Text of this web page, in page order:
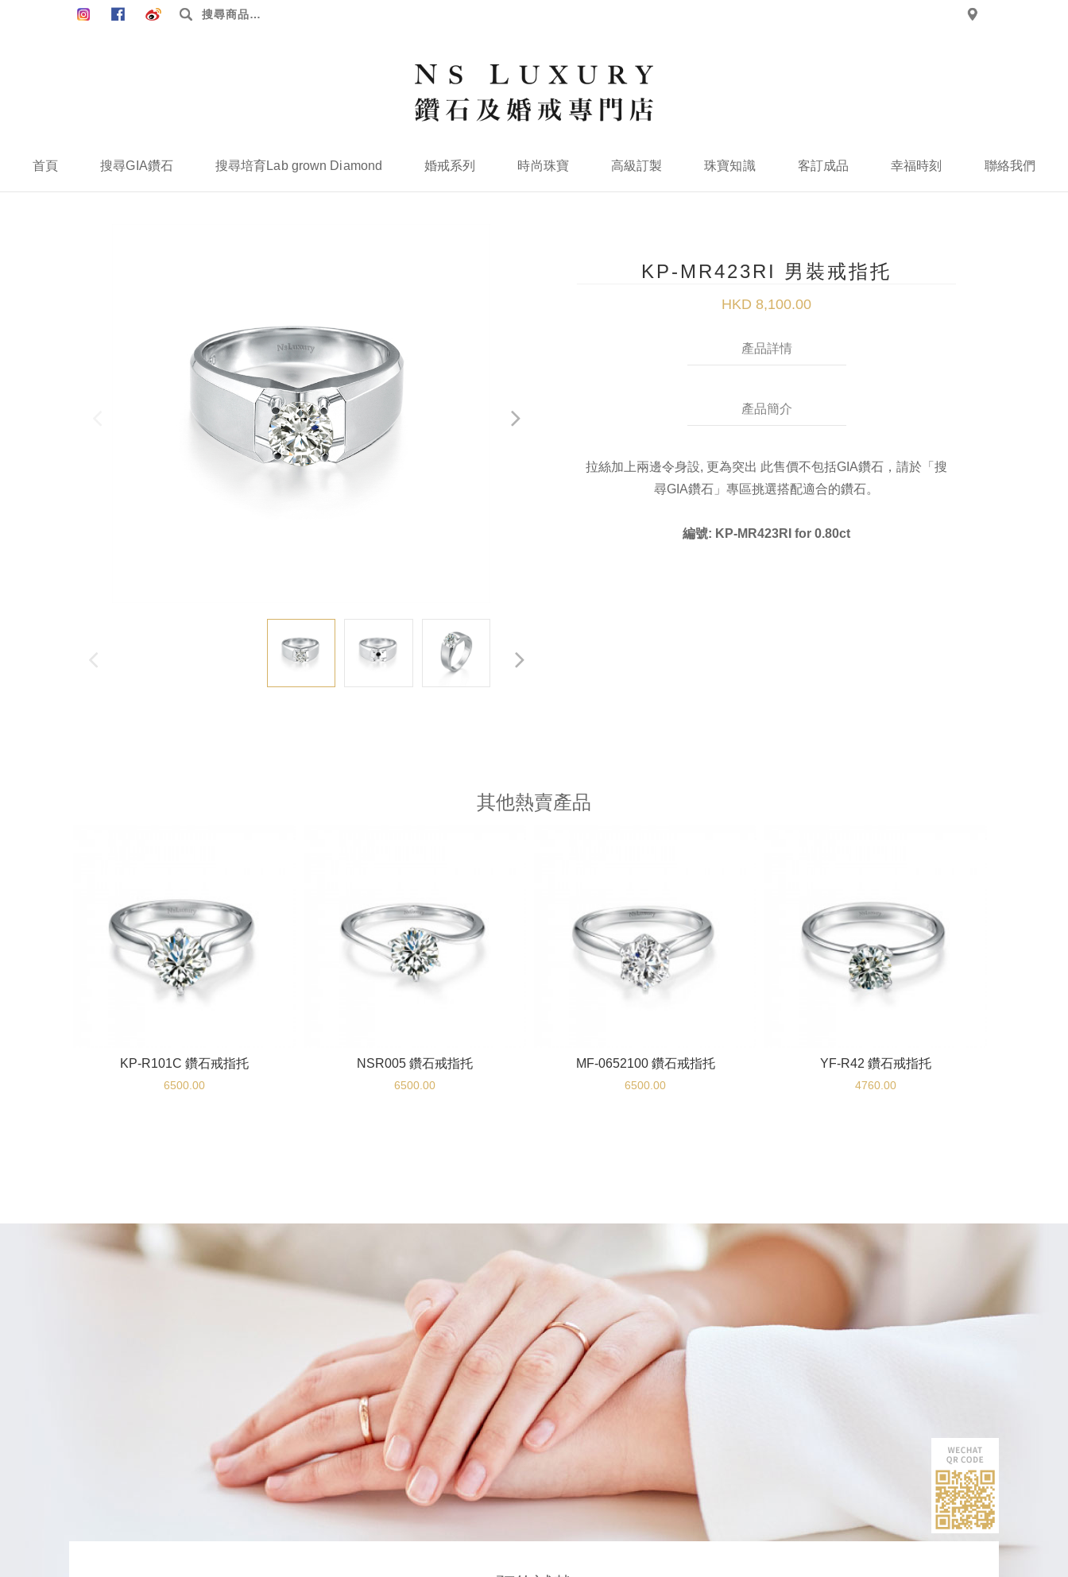
搜
尋：
首頁 搜尋GIA鑽石 搜尋培育Lab grown Diamond 婚戒系列 時尚珠寶 高級訂製 珠寶知識 客訂成品 幸福時刻 聯絡我們
KP-MR423RI 男裝戒指托
HKD 8,100.00
產品詳情
產品簡介
拉絲加上兩邊令身設, 更為突出 此售價不包括GIA鑽石，請於「搜
尋GIA鑽石」專區挑選搭配適合的鑽石。
編號: KP-MR423RI for 0.80ct
其他熱賣產品
KP-R101C 鑽石戒指托
6500.00
NSR005 鑽石戒指托
6500.00
MF-0652100 鑽石戒指托
6500.00
YF-R42 鑽石戒指托
4760.00